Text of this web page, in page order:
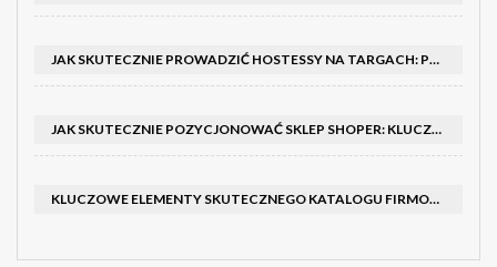
JAK SKUTECZNIE PROWADZIĆ HOSTESSY NA TARGACH: PORADNIK I SZKOLENIA
JAK SKUTECZNIE POZYCJONOWAĆ SKLEP SHOPER: KLUCZOWE KROKI I STRATEGIE
KLUCZOWE ELEMENTY SKUTECZNEGO KATALOGU FIRMOWEGO I BROSZURY